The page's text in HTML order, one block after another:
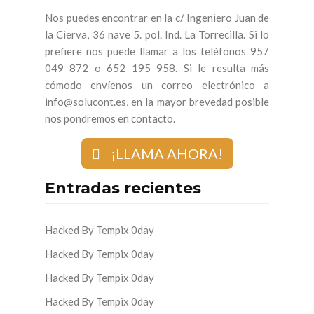
Nos puedes encontrar en la c/ Ingeniero Juan de
la Cierva, 36 nave 5. pol. Ind. La Torrecilla. Si lo
prefiere nos puede llamar a los teléfonos 957
049 872 o 652 195 958. Si le resulta más
cómodo envíenos un correo electrónico a
info@solucont.es, en la mayor brevedad posible
nos pondremos en contacto.
¡LLAMA AHORA!
Entradas recientes
Hacked By Tempix 0day
Hacked By Tempix 0day
Hacked By Tempix 0day
Hacked By Tempix 0day